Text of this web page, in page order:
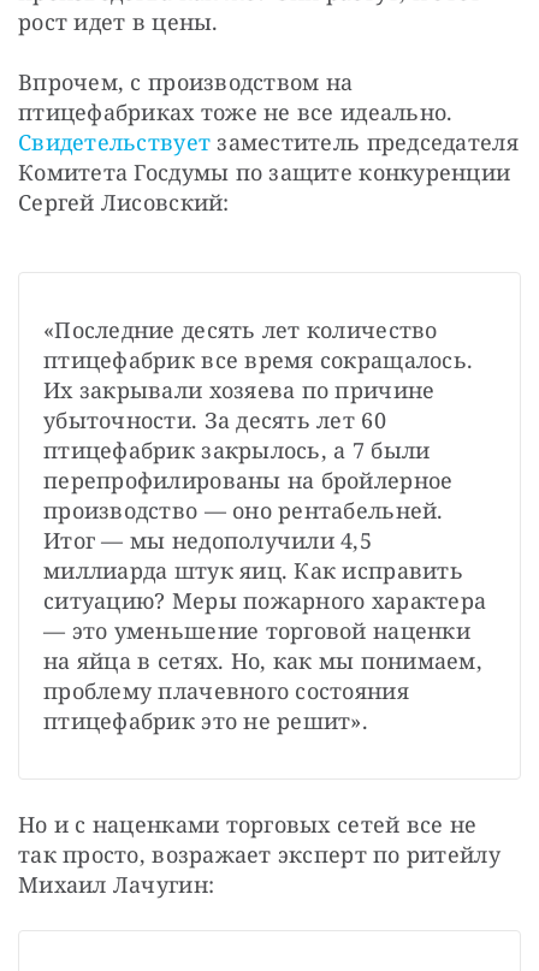
рост идет в цены.
Впрочем, с производством на
Свидетельствует заместитель председателя
Комитета Госдумы по защите конкуренции
Сергей Лисовский:
«Последние десять лет количество
птицефабрик все время сокращалось.
Их закрывали хозяева по причине
убыточности. За десять лет 60
птицефабрик закрылось, а 7 были
перепрофилированы на бройлерное
производство — оно рентабельней.
Итог — мы недополучили 4,5
миллиарда штук яиц. Как исправить
ситуацию? Меры пожарного характера
— это уменьшение торговой наценки
на яйца в сетях. Но, как мы понимаем,
проблему плачевного состояния
птицефабрик это не решит».
Но и с наценками торговых сетей все не
так просто, возражает эксперт по ритейлу
Михаил Лачугин: